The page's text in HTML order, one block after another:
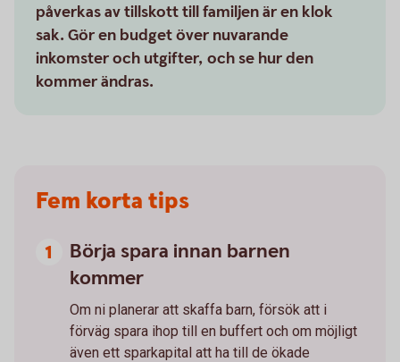
påverkas av tillskott till familjen är en klok
sak. Gör en budget över nuvarande
inkomster och utgifter, och se hur den
kommer ändras.
Fem korta tips
Börja spara innan barnen
kommer
Om ni planerar att skaffa barn, försök att i
förväg spara ihop till en buffert och om möjligt
även ett sparkapital att ha till de ökade